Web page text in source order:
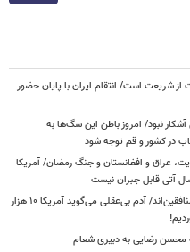
شریعت است/ انتقام ایران با پایان حضور
نبود/ امروز باطن این سگ‌ها به
در کشور و قم توجه شود
عراق و افغانستان و جنگ رمضان/ آمریکا
علم‌الهدی: آنها که از اتمام جنگ می‌گویند مثل منافقین‌اند/ آدم بی‌عقلی می‌گوید آمریکا ۱۰ هزار
محسن رضایی به دبیری شعام